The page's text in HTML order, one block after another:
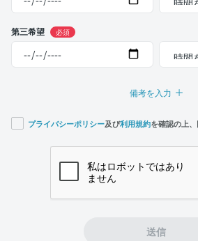
第三希望 必須
備考を入力
プライバシーポリシー及び利用規約を確認の上、
送信